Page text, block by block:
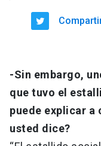
-Sin embargo,
que tuvo el
puede explicar a
usted dice?